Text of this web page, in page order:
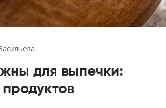
для выпечки: